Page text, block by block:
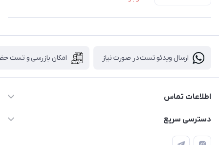
ارسال ویدئو تست در صورت نیاز امکان بازرسی و تست
اطلاعات تماس
88843088 - 88843137 - 88843025 - 88848075
info@HLCgroup.ir
دسترسی سریع
حساب کاربری